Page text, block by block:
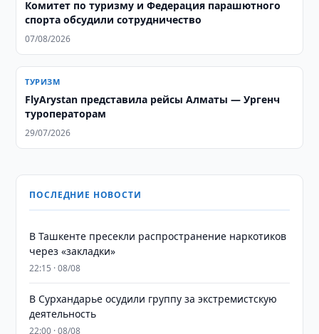
Комитет по туризму и Федерация парашютного
спорта обсудили сотрудничество
07/08/2026
ТУРИЗМ
FlyArystan представила рейсы Алматы — Ургенч
туроператорам
29/07/2026
ПОСЛЕДНИЕ НОВОСТИ
В Ташкенте пресекли распространение наркотиков
через «закладки»
22:15 · 08/08
В Сурхандарье осудили группу за экстремистскую
деятельность
22:00 · 08/08